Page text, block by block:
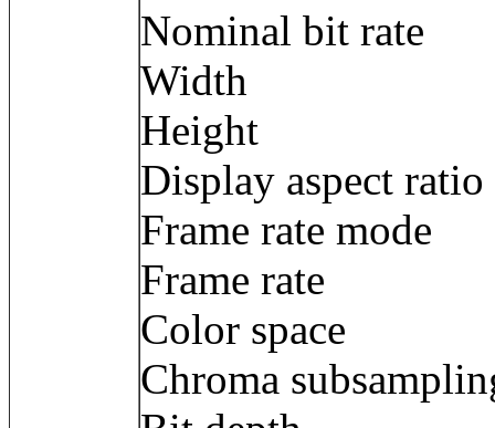
Nominal bit
Width : 1
Height :
Display aspect
Frame rate
Frame rate :
Color
Chroma